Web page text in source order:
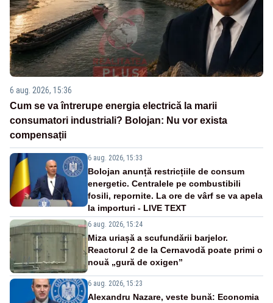
6 aug. 2026, 15:36
Cum se va întrerupe energia electrică la marii
consumatori industriali? Bolojan: Nu vor exista
compensații
6 aug. 2026, 15:33
Bolojan anunță restricțiile de consum
energetic. Centralele pe combustibili
fosili, repornite. La ore de vârf se va apela
la importuri - LIVE TEXT
6 aug. 2026, 15:24
Miza uriașă a scufundării barjelor.
Reactorul 2 de la Cernavodă poate primi o
nouă „gură de oxigen”
6 aug. 2026, 15:23
Alexandru Nazare, veste bună: Economia